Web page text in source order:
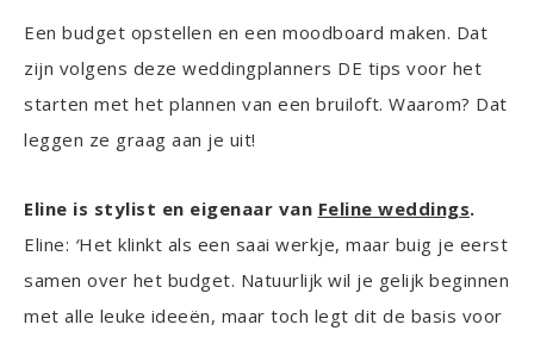
Een budget opstellen en een moodboard maken. Dat
zijn volgens deze weddingplanners DE tips voor het
starten met het plannen van een bruiloft. Waarom? Dat
leggen ze graag aan je uit!
Eline is stylist en eigenaar van Feline weddings.
Eline: ‘Het klinkt als een saai werkje, maar buig je eerst
samen over het budget. Natuurlijk wil je gelijk beginnen
met alle leuke ideeën, maar toch legt dit de basis voor